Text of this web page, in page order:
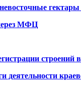
МФЦ
строений
деятельности